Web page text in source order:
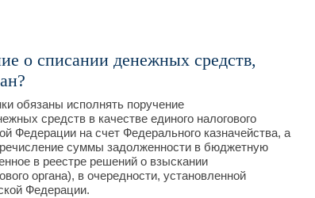
Минфин
о списании денежных средств,
обязаны исполнять поручение
средств в качестве единого налогового
Федерации на счет Федерального казначейства, а
суммы задолженности в бюджетную
в реестре решений о взыскании
органа), в очередности, установленной
Федерации.